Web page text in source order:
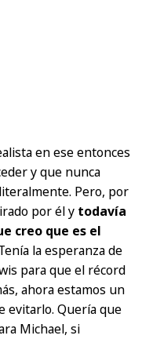
en ese entonces
y que nunca
Pero, por
por él y todavía
creo que es el
la esperanza de
para que el récord
ahora estamos un
evitarlo. Quería que
Michael, si